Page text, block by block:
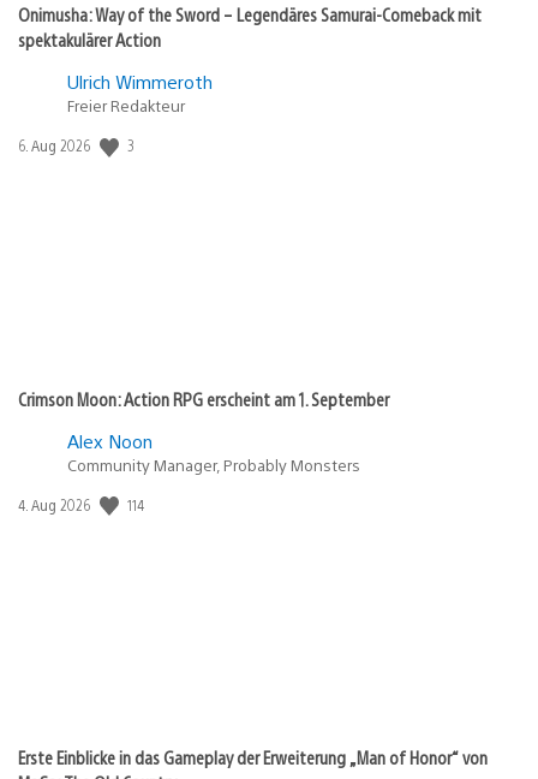
Onimusha: Way of the Sword – Legendäres Samurai-Comeback mit
spektakulärer Action
Ulrich Wimmeroth
Freier Redakteur
Veröffentlichungsdatum:
6. Aug 2026 3
Crimson Moon: Action RPG erscheint am 1. September
Alex Noon
Community Manager, Probably Monsters
Veröffentlichungsdatum:
4. Aug 2026 114
Erste Einblicke in das Gameplay der Erweiterung „Man of Honor“ von